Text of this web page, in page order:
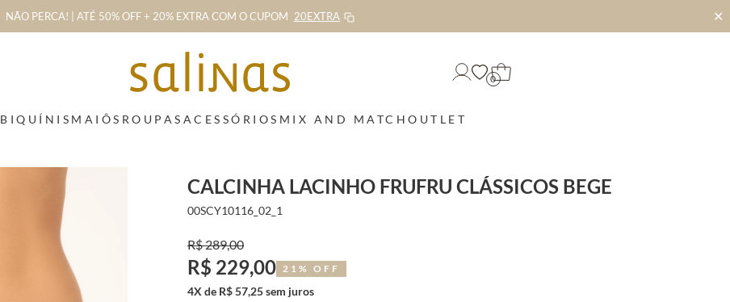
NÃO PERCA! | ATÉ 50% OFF + 20% EXTRA COM O CUPOM 20EXTRA ✕
0
BIQUÍNIS MAIÔS ROUPAS ACESSÓRIOS MIX AND MATCHOUTLET
CALCINHA LACINHO FRUFRU CLÁSSICOS BEGE
00SCY10116_02_1
R$ 289,00
R$ 229,00 21% OFF
4X de R$ 57,25 sem juros